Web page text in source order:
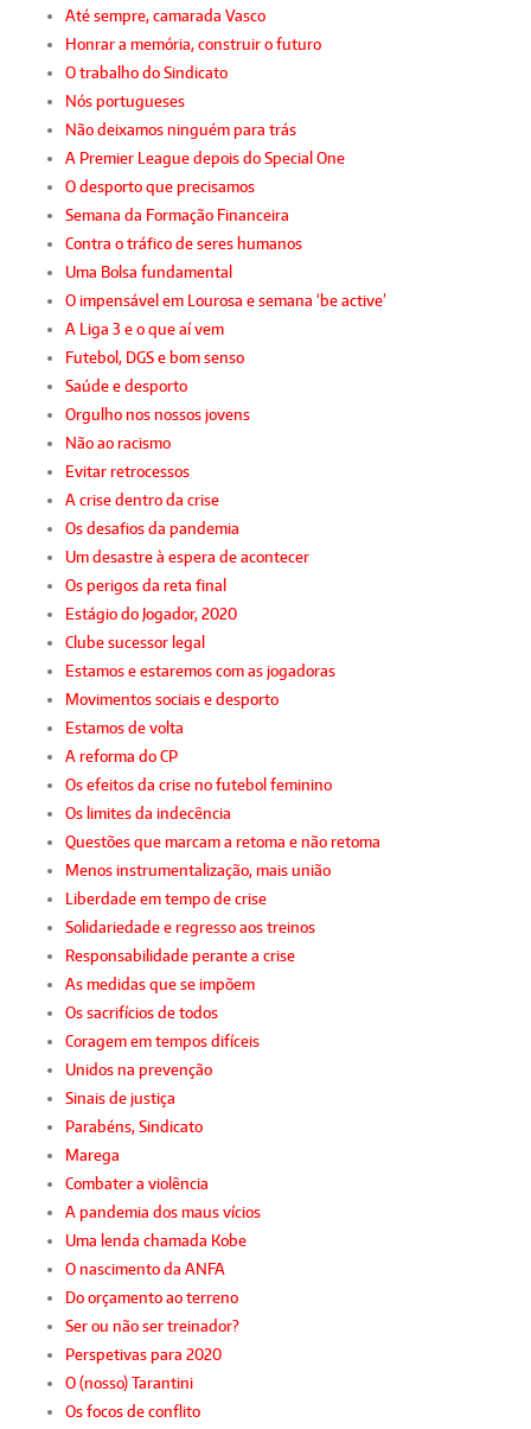
Até sempre, camarada Vasco
Honrar a memória, construir o futuro
O trabalho do Sindicato
Nós portugueses
Não deixamos ninguém para trás
A Premier League depois do Special One
O desporto que precisamos
Semana da Formação Financeira
Contra o tráfico de seres humanos
Uma Bolsa fundamental
O impensável em Lourosa e semana ‘be active’
A Liga 3 e o que aí vem
Futebol, DGS e bom senso
Saúde e desporto
Orgulho nos nossos jovens
Não ao racismo
Evitar retrocessos
A crise dentro da crise
Os desafios da pandemia
Um desastre à espera de acontecer
Os perigos da reta final
Estágio do Jogador, 2020
Clube sucessor legal
Estamos e estaremos com as jogadoras
Movimentos sociais e desporto
Estamos de volta
A reforma do CP
Os efeitos da crise no futebol feminino
Os limites da indecência
Questões que marcam a retoma e não retoma
Menos instrumentalização, mais união
Liberdade em tempo de crise
Solidariedade e regresso aos treinos
Responsabilidade perante a crise
As medidas que se impõem
Os sacrifícios de todos
Coragem em tempos difíceis
Unidos na prevenção
Sinais de justiça
Parabéns, Sindicato
Marega
Combater a violência
A pandemia dos maus vícios
Uma lenda chamada Kobe
O nascimento da ANFA
Do orçamento ao terreno
Ser ou não ser treinador?
Perspetivas para 2020
O (nosso) Tarantini
Os focos de conflito